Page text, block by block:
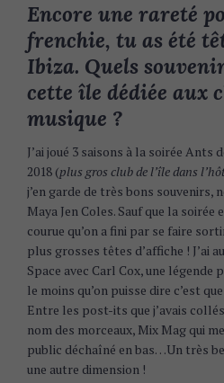
Encore une rareté
frenchie, tu as été
Ibiza. Quels
cette île dédiée aux
musique ?
J’ai joué 3 saisons à la soirée Ants
2018 (plus gros club de l’île dans
j’en garde de très bons souvenirs,
Maya Jen Coles. Sauf que la
courue qu’on a fini par se faire
plus grosses têtes d’affiche ! J’ai
Space avec Carl Cox, une légende
le moins qu’on puisse dire c’est
Entre les post-its que j’avais
nom des morceaux, Mix Mag qui
public déchaîné en bas…Un très
une autre dimension !